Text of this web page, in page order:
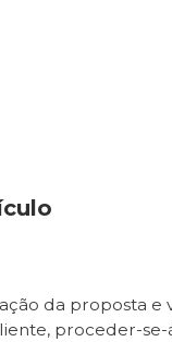
da proposta e
proceder-se-